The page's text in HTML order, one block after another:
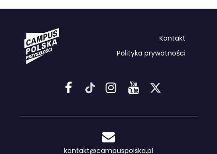
Kontakt
Polityka prywatności
kontakt@campuspolska.pl